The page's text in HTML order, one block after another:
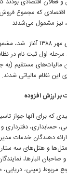
نیز مشمول می‌شدند.
در مرحله دوم که
اول ثبت نام در
این نظام مالیاتی شدند.
بر ارزش افزوده
که برای آنها جواز
حسابداری،
دهندگان خدمات
و هتل‌های سه ستاره
و صاحبان انبارها،
مربوط زمینی،